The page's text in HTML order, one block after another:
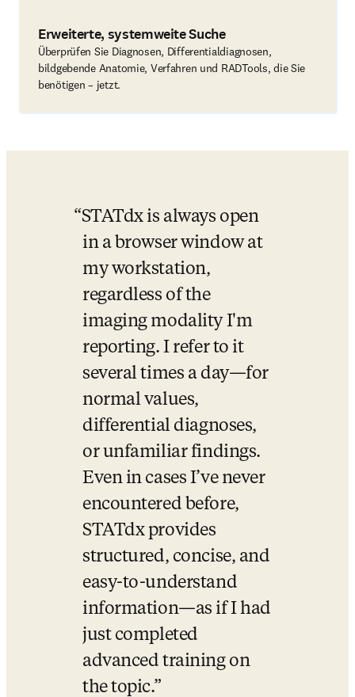
Erweiterte, systemweite Suche
Überprüfen Sie Diagnosen, Differentialdiagnosen,
bildgebende Anatomie, Verfahren und RADTools, die Sie
benötigen – jetzt.
STATdx is always open
in a browser window at
my workstation,
regardless of the
imaging modality I'm
reporting. I refer to it
several times a day—for
normal values,
differential diagnoses,
or unfamiliar findings.
Even in cases I’ve never
encountered before,
STATdx provides
structured, concise, and
easy-to-understand
information—as if I had
just completed
advanced training on
the topic.